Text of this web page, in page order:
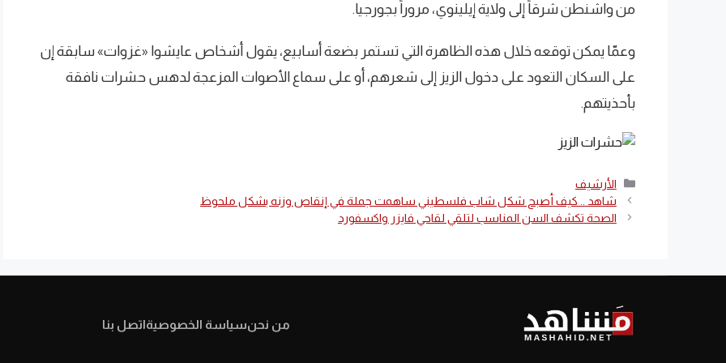
من واشنطن شرقاً إلى ولاية إيلينوي، مروراً بجورجيا.
وعمّا يمكن توقعه خلال هذه الظاهرة التي تستمر بضعة أسابيع، يقول أشخاص عايشوا «غزوات» سابقة إن
على السكان التعود على دخول الزيز إلى شعرهم، أو على سماع الأصوات المزعجة لدهس حشرات نافقة
بأحذيتهم.
التصنيفات
الأرشيف
شاهد .. كيف أصبح شكل شاب فلسطيني ساهمت جملة في إنقاص وزنه بشكل ملحوظ
الصحة تكشف السن المناسب لتلقي لقاحي فايزر واكسفورد
من نحنسياسة الخصوصيةاتصل بنا